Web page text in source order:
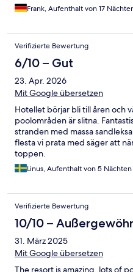
Frank, Aufenthalt von 17
Verifizierte Bewertung
6/10 – Gut
23. Apr. 2026
Mit Google übersetzen
Hotellet börjar bli till åren och
poolområden är slitna.
stranden med massa
flesta vi prata med säger att
toppen.
Linus, Aufenthalt von 5 Nächten
Verifizierte Bewertung
10/10 –
31. März 2025
Mit Google übersetzen
The resort is amazing, lots of